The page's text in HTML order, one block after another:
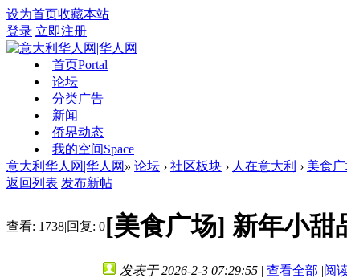
设为首页收藏本站
登录 立即注册
首页Portal
论坛
分类广告
新闻
侨界动态
我的空间Space
意大利华人网|华人网 » 论坛 › 社区板块 › 人在意大利 › 美食
返回列表 发布新帖
查看: 1738|回复: 0[美食广场] 新年小甜
发表于 2026-2-3 07:29:55 | 查看全部 |阅